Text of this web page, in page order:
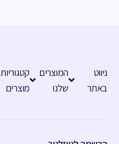
ניווט
באתר
המוצרים
שלנו
קטגוריות
מוצרים